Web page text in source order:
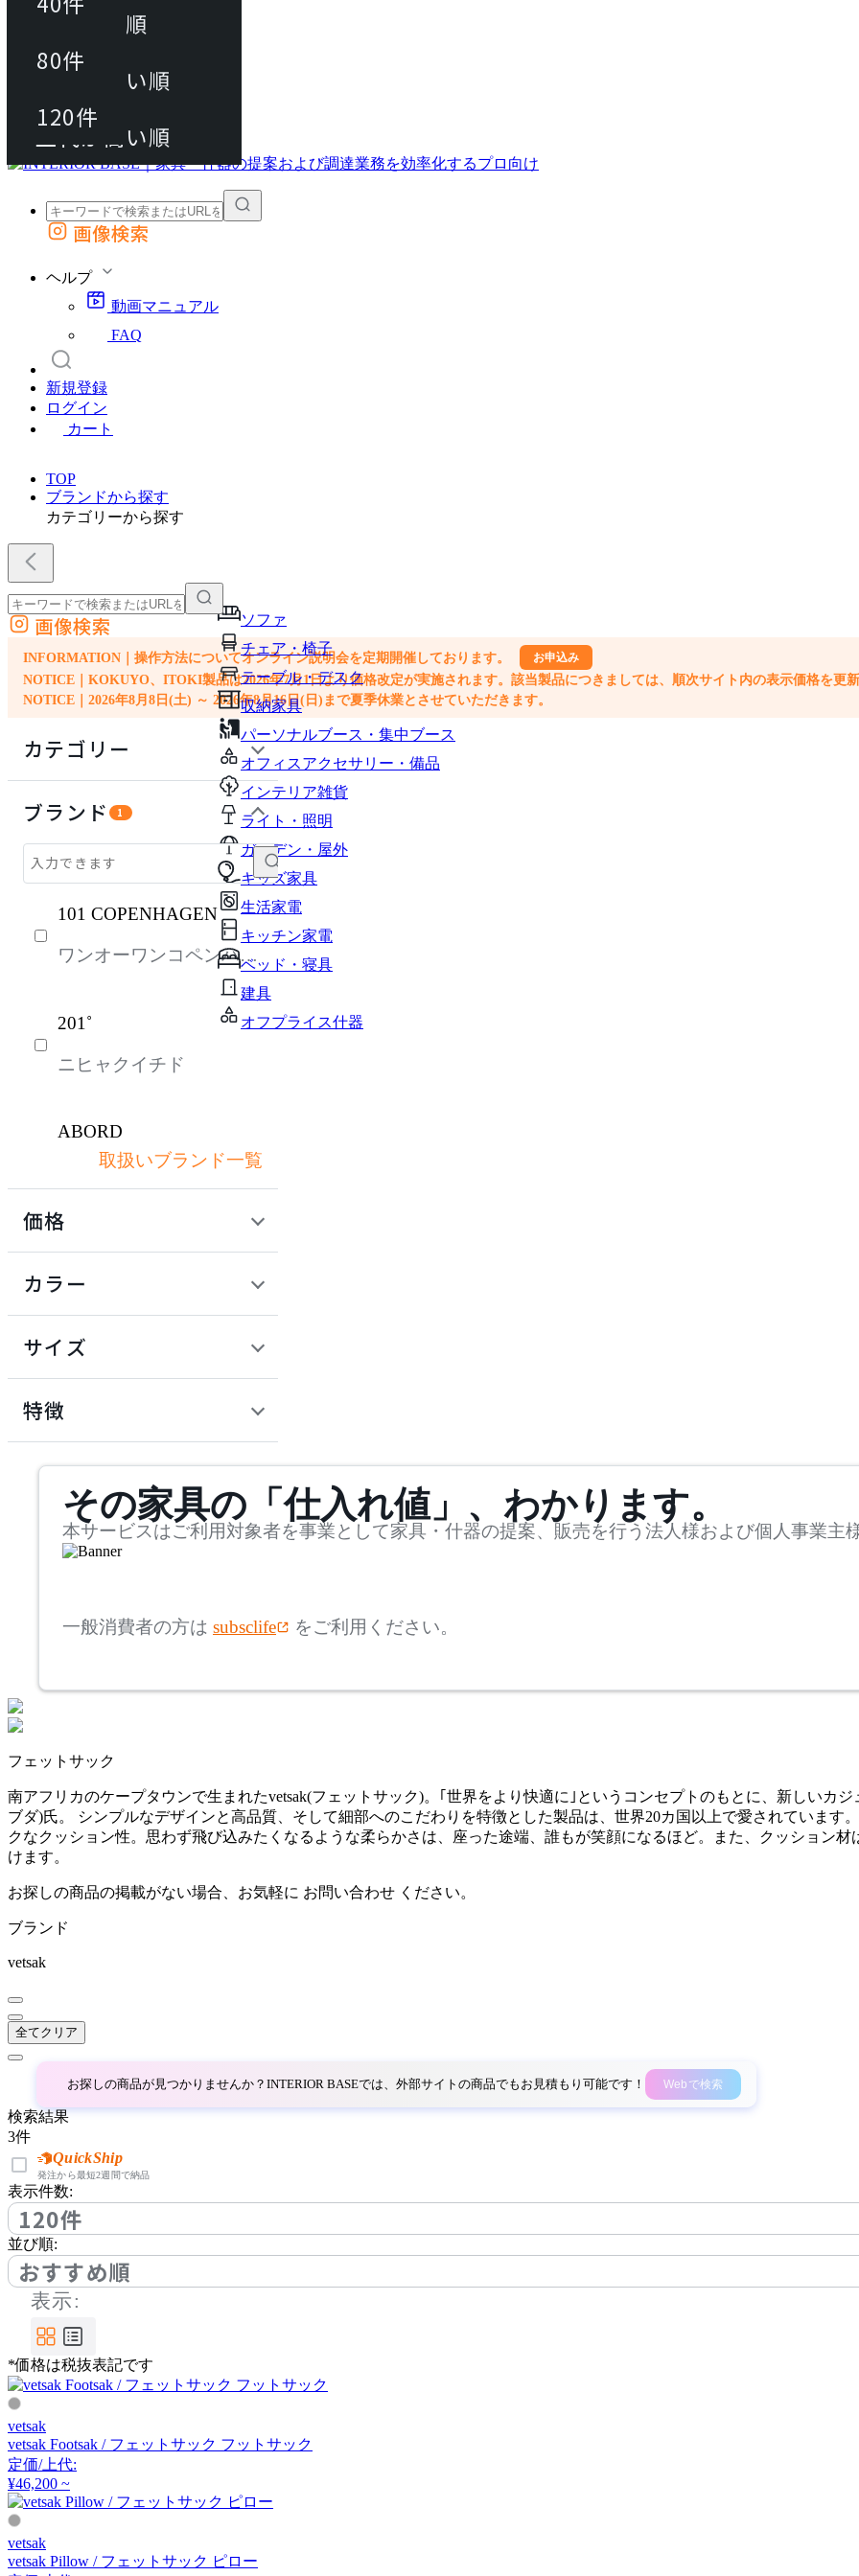
動画マニュアル
FAQ
カート
外部サイトの商品をカートに追加
画像検索
ヘルプ
動画マニュアル
FAQ
新規登録
ログイン
カート
TOP
ブランドから探す
カテゴリーから探す
ソファ
チェア・椅子
テーブル・デスク
収納家具
パーソナルブース・集中ブース
オフィスアクセサリー・備品
インテリア雑貨
ライト・照明
ガーデン・屋外
キッズ家具
生活家電
キッチン家電
ベッド・寝具
建具
オフプライス什器
外部サイトの商品をカートに追加
他のサイトで見つけた商品ページのURLを貼り付けて、カートに追加できます
画像検索
INFORMATION｜操作方法についてオンライン説明会を定期開催しております。 お申込み
NOTICE｜KOKUYO、ITOKI製品は2026年7月1日より価格改定が実施されます。該当製品につきましては、順次サイト内の表示価格を更新
NOTICE｜2026年8月8日(土) ～ 2026年8月16日(日)まで夏季休業とさせていただきます。
カテゴリー
テーブル・デスク
収納家具
オフィスアクセサリー・備品
ライト・照明
キッチン家電
オフプライス什器
ブランド 1
101 COPENHAGEN
ワンオーワンコペンハー
201˚
ニヒャクイチド
ABORD
アボール
アクメファニチャー
ADAL
アダルトータルインテリ
アコレクション
アイネクス
aluna
アルナ
アンドリューワールド
ANONIMA CASTELLI
アノニマカステッリ
Another Garden
アナザーガーデン
ARIAKE
アリアケ
arper
アルペール
取扱いブランド一覧
価格
カラー
サイズ
mm
検索
~
~
mm
特徴
その家具の「仕入れ値」、わかります。
本サービスはご利用対象者を事業として家具・什器の提案、販売を行う法人様および個人事業主
一般消費者の方は subsclife をご利用ください。
フェットサック
南アフリカのケープタウンで生まれたvetsak(フェットサック)。｢世界をより快適に｣というコンセプトのもとに、新しいカ
ブダ)氏。 シンプルなデザインと高品質、そして細部へのこだわりを特徴とした製品は、世界20カ国以上で愛されています
クなクッション性。思わず飛び込みたくなるような柔らかさは、座った途端、誰もが笑顔になるほど。また、クッション
けます。
お探しの商品の掲載がない場合、お気軽に お問い合わせ ください。
ブランド
vetsak
全てクリア
お探しの商品が見つかりませんか？INTERIOR BASEでは、外部サイトの商品でもお見積もり可能です！ Webで検索
検索結果
3件
QuickShip
発注から最短2週間で納品
表示件数:
120件
80件
120件
並び順:
おすすめ順
おすすめ順
上代が安い順
上代が高い順
表示:
*価格は税抜表記です
vetsak
vetsak Footsak / フェットサック フットサック
定価/上代:
¥46,200 ~
vetsak
vetsak Pillow / フェットサック ピロー
80件
120件